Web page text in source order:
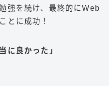
強を続け、最終的にWeb
とに成功！
に良かった」